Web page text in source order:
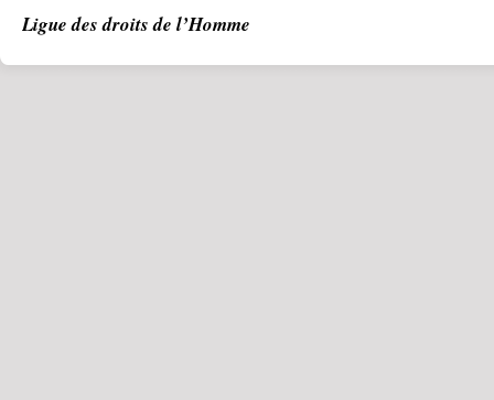
Ligue des droits de l’Homme